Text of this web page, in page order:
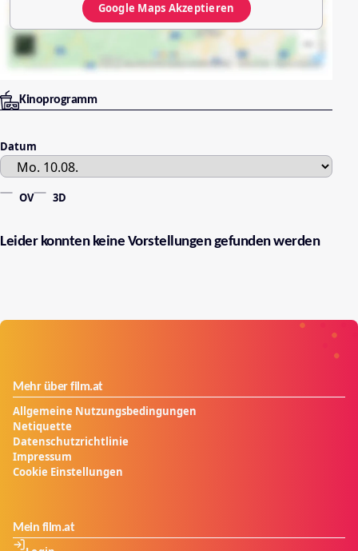
Google Maps Akzeptieren
Kinoprogramm
Datum
OV 3D
Leider konnten keine Vorstellungen gefunden werden
Mehr über film.at
Allgemeine Nutzungsbedingungen
Netiquette
Datenschutzrichtlinie
Impressum
Cookie Einstellungen
Mein film.at